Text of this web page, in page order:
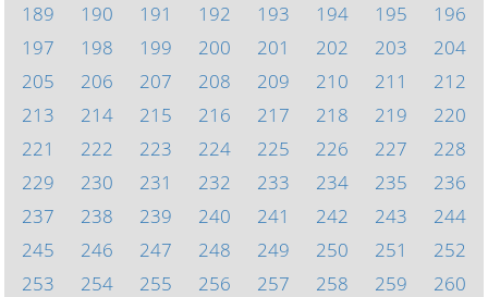
189
190 191 192 193 194 195
196
197
198 199 200 201 202 203
204
205
206 207 208 209 210 211
212
213
214 215 216 217 218 219
220
221
222 223 224 225 226 227
228
229
230 231 232 233 234 235
236
237
238 239 240 241 242 243
244
245
246 247 248 249 250 251
252
253
254 255 256 257 258 259
260